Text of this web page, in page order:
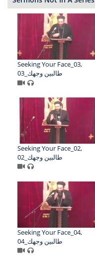
Seeking Your Face_03,
03_طالبين وجهك
Seeking Your Face_02,
02_طالبين وجهك
Seeking Your Face_04,
04_طالبين وجهك